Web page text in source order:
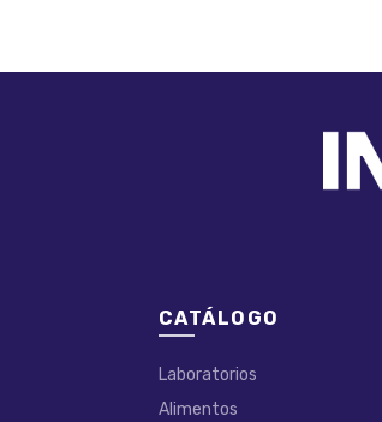
CATÁLOGO
Laboratorios
Alimentos